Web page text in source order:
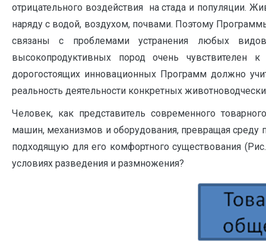
отрицательного воздействия на стада и популяции.
наряду с водой, воздухом, почвами. Поэтому
связаны с проблемами устранения любых
высокопродуктивных пород очень чувствителен
дорогостоящих инновационных Программ должно
реальность деятельности конкретных
Человек, как представитель современного
машин, механизмов и оборудования, превращая среду
подходящую для его комфортного существования
условиях разведения и размножения?